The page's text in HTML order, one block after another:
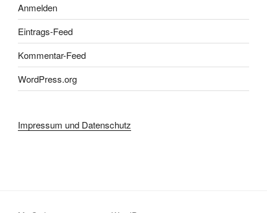
Anmelden
Eintrags-Feed
Kommentar-Feed
WordPress.org
Impressum und Datenschutz